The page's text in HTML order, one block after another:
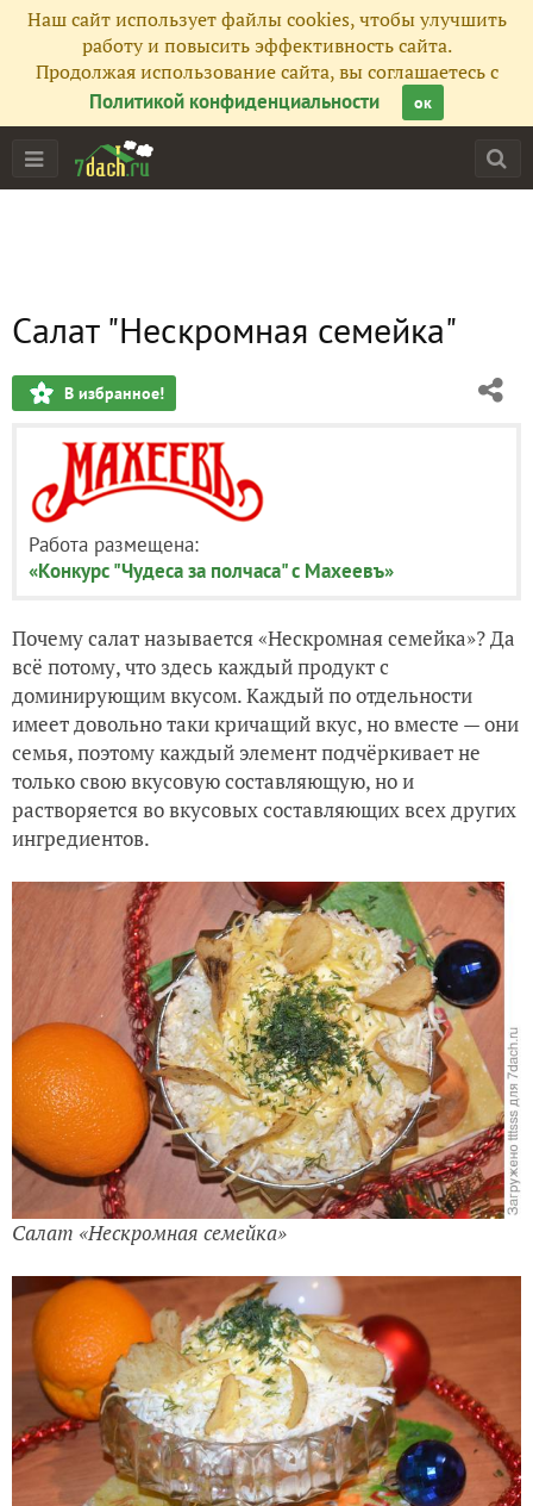
Наш сайт использует файлы cookies, чтобы улучшить
работу и повысить эффективность сайта.
Продолжая использование сайта, вы соглашаетесь с
Политикой конфиденциальности
ок
Салат "Нескромная семейка"
В избранное!
Работа размещена:
«Конкурс "Чудеса за полчаса" с Махеевъ»
Почему салат называется «Нескромная семейка»? Да
всё потому, что здесь каждый продукт с
доминирующим вкусом. Каждый по отдельности
имеет довольно таки кричащий вкус, но вместе — они
семья, поэтому каждый элемент подчёркивает не
только свою вкусовую составляющую, но и
растворяется во вкусовых составляющих всех других
ингредиентов.
Салат «Нескромная семейка»